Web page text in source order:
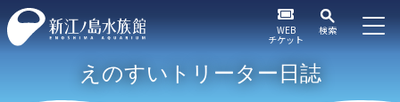
WEB
チケット
検索
えのすいトリーター日誌